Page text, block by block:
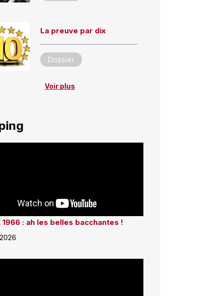
La preuve par dix
Dossier
Voir plus
1966 : ah les belles bacchantes !